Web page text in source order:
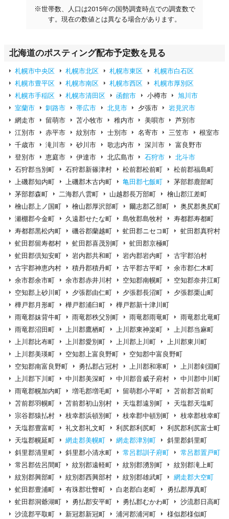
※世帯数、人口は2015年の国勢調査時点での調査数で
す。現在の数値とは異なる場合があります。
北海道のポスティング配布予定数を見る
札幌市中央区 札幌市北区 札幌市東区
札幌市白石区
札幌市豊平区
札幌市南区 札幌市西区
札幌市厚別区
札幌市手稲区
札幌市清田区 函館市 小樽市
旭川市
室蘭市
釧路市 帯広市 北見市 夕張市
岩見沢市
網走市
留萌市 苫小牧市 稚内市 美唄市
芦別市
江別市
赤平市 紋別市 士別市 名寄市 三笠市
根室市
千歳市
滝川市 砂川市 歌志内市 深川市
富良野市
登別市
恵庭市 伊達市 北広島市 石狩市
北斗市
石狩郡当別町
石狩郡新篠津村 松前郡松前町
松前郡福島町
上磯郡知内町
上磯郡木古内町 亀田郡七飯町
茅部郡鹿部町
茅部郡森町
二海郡八雲町 山越郡長万部町
檜山郡江差町
檜山郡上ノ国町
檜山郡厚沢部町 爾志郡乙部町
奥尻郡奥尻町
瀬棚郡今金町
久遠郡せたな町 島牧郡島牧村
寿都郡寿都町
寿都郡黒松内町
磯谷郡蘭越町 虻田郡ニセコ町
虻田郡真狩村
虻田郡留寿都村
虻田郡喜茂別町
虻田郡京極町
虻田郡倶知安町
岩内郡共和町 岩内郡岩内町
古宇郡泊村
古宇郡神恵内村
積丹郡積丹町 古平郡古平町
余市郡仁木町
余市郡余市町
余市郡赤井川村 空知郡南幌町
空知郡奈井江町
空知郡上砂川町
夕張郡由仁町 夕張郡長沼町
夕張郡栗山町
樺戸郡月形町
樺戸郡浦臼町
樺戸郡新十津川町
雨竜郡妹背牛町
雨竜郡秩父別町 雨竜郡雨竜町
雨竜郡北竜町
雨竜郡沼田町
上川郡鷹栖町 上川郡東神楽町
上川郡当麻町
上川郡比布町
上川郡愛別町 上川郡上川町
上川郡東川町
上川郡美瑛町
空知郡上富良野町
空知郡中富良野町
空知郡南富良野町
勇払郡占冠村 上川郡和寒町
上川郡剣淵町
上川郡下川町
中川郡美深町 中川郡音威子府村
中川郡中川町
雨竜郡幌加内町
増毛郡増毛町 留萌郡小平町
苫前郡苫前町
苫前郡羽幌町
苫前郡初山別村 天塩郡遠別町
天塩郡天塩町
宗谷郡猿払村
枝幸郡浜頓別町 枝幸郡中頓別町
枝幸郡枝幸町
天塩郡豊富町
礼文郡礼文町 利尻郡利尻町
利尻郡利尻富士町
天塩郡幌延町
網走郡美幌町 網走郡津別町
斜里郡斜里町
斜里郡清里町
斜里郡小清水町 常呂郡訓子府町
常呂郡置戸町
常呂郡佐呂間町
紋別郡遠軽町 紋別郡湧別町
紋別郡滝上町
紋別郡興部町
紋別郡西興部村 紋別郡雄武町
網走郡大空町
虻田郡豊浦町
有珠郡壮瞥町 白老郡白老町
勇払郡厚真町
虻田郡洞爺湖町
勇払郡安平町 勇払郡むかわ町
沙流郡日高町
沙流郡平取町
新冠郡新冠町 浦河郡浦河町
様似郡様似町